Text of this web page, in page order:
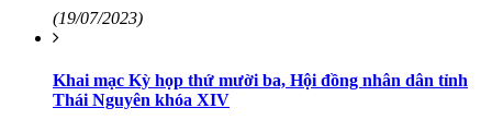
(19/07/2023)
Khai mạc Kỳ họp thứ mười ba, Hội đồng nhân dân tỉnh
Thái Nguyên khóa XIV